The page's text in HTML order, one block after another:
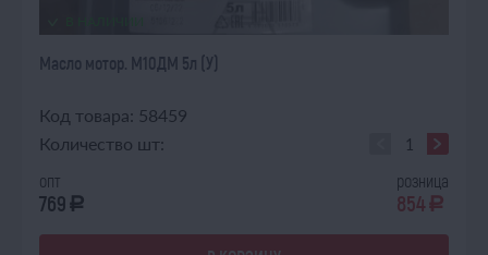
Масло мотор. М10ДМ 5л (У)
Код товара: 58459
Количество шт:
опт
769 a
розница
854 a